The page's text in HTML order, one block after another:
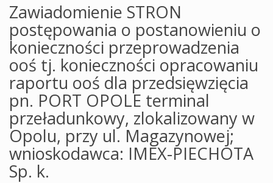
Zawiadomienie STRON
postępowania o postanowieniu o
konieczności przeprowadzenia
ooś tj. konieczności opracowaniu
raportu ooś dla przedsięwzięcia
pn. PORT OPOLE terminal
przeładunkowy, zlokalizowany w
Opolu, przy ul. Magazynowej;
wnioskodawca: IMEX-PIECHOTA
Sp. k.